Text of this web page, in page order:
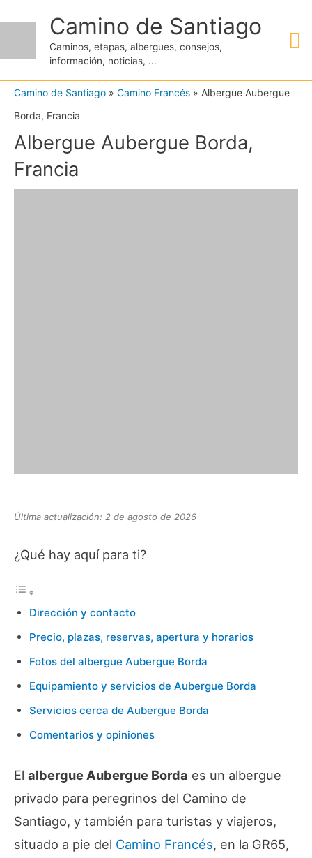
contenido
Camino de Santiago
Caminos, etapas, albergues, consejos,
información, noticias, ...
Camino de Santiago » Camino Francés » Albergue Aubergue
Borda, Francia
Albergue Aubergue Borda,
Francia
Última actualización: 2 de agosto de 2026
¿Qué hay aquí para ti?
Dirección y contacto
Precio, plazas, reservas, apertura y horarios
Fotos del albergue Aubergue Borda
Equipamiento y servicios de Aubergue Borda
Servicios cerca de Aubergue Borda
Comentarios y opiniones
El albergue Aubergue Borda es un albergue
privado para peregrinos del Camino de
Santiago, y también para turistas y viajeros,
situado a pie del Camino Francés, en la GR65,